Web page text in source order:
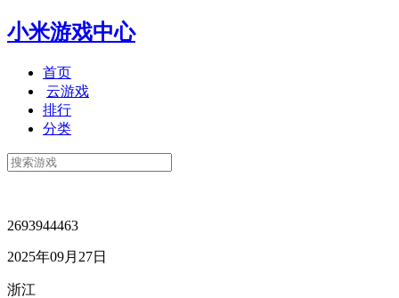
小米游戏中心
首页
云游戏
排行
分类
2693944463
2025年09月27日
浙江